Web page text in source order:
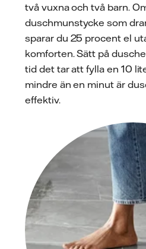
två vuxna och två barn.
duschmunstycke som
sparar du 25 procent el
komforten. Sätt på
tid det tar att fylla en 10
mindre än en minut är
effektiv.